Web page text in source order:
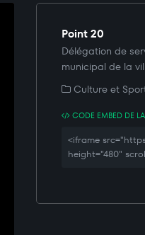
Point 20
Délégation de
municipal de la
Culture et
CODE EMBED DE
<iframe
height="480"